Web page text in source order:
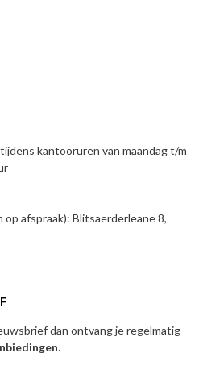
kantooruren van maandag t/m
op afspraak): Blitsaerderleane 8,
dan ontvang je regelmatig
.